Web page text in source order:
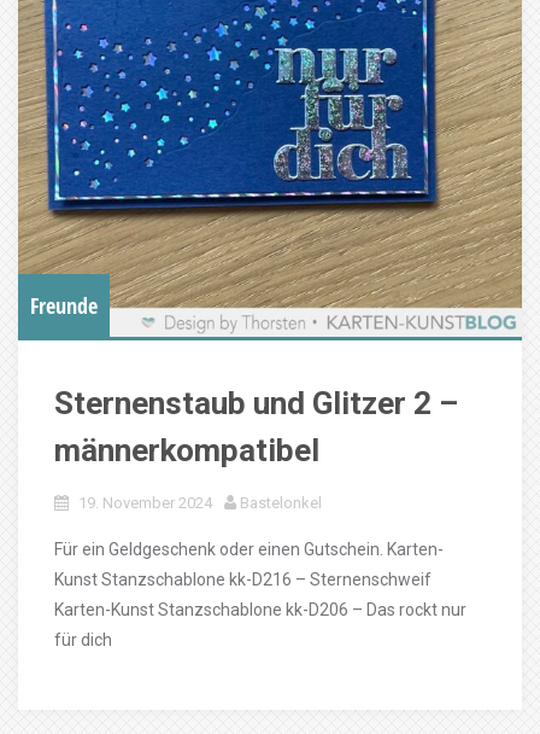
Freunde
Sternenstaub und Glitzer 2 –
männerkompatibel
19. November 2024 Bastelonkel
Für ein Geldgeschenk oder einen Gutschein. Karten-
Kunst Stanzschablone kk-D216 – Sternenschweif
Karten-Kunst Stanzschablone kk-D206 – Das rockt nur
für dich